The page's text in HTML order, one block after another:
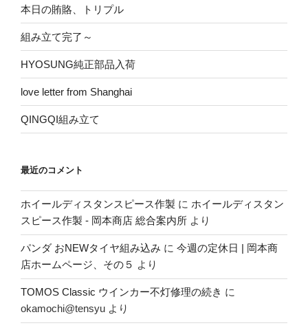
備”
本日の賄賂、トリプル
組み立て完了～
HYOSUNG純正部品入荷
love letter from Shanghai
QINGQI組み立て
最近のコメント
ホイールディスタンスピース作製 に ホイールディスタン
スピース作製 - 岡本商店 総合案内所 より
パンダ おNEWタイヤ組み込み に 今週の定休日 | 岡本商
店ホームページ、その５ より
TOMOS Classic ウインカー不灯修理の続き に
okamochi@tensyu より